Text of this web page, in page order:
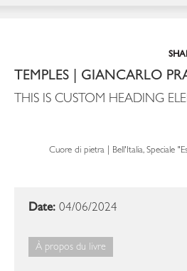
TEMPLES | GIANCARLO
THIS IS CUSTOM HEADING
Cuore di pietra | Bell'Italia, Speciale
Date: 04/06/2024
À propos du livre